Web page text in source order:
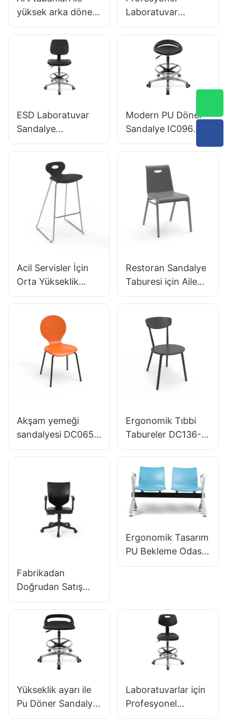
yüksek arka döner
sandalye
ayarlanabilir pu
koltuk IC050
lomber destek
yüksekliği kontrolü
5 yıldızlı alüminyum
ofis/laboratuvar
Laboratuvar
Ergonomik
Sandalye PU
Backrest Desteği
360 ° döner kararlı
5 yıldızlı taban
bilimsel olarak
tasarlanmış
ESD Laboratuvar
Sandalye
Ergonomik PU
Genişletilmiş
Laboratuvar
Çalışması için 5
Yıldızlı Alüminyum
Taban
Modern PU Döner
Sandalye IC096
Yükseklik Ayarı
Halkası & 5 yıldızlı
taban | Ofis için
mükemmel &
Stüdyo kullanımı
Acil Servisler İçin
Orta Yükseklik
Tıbbi Tabureleri
sandalye üreticisi
Hewei
Restoran Sandalye
Taburesi için Aile
Yemeği Otel
BULUK HEWEI
Satın Alın
Akşam yemeği
sandalyesi DC065-
1 Family Restoran
Ergonomik Tıbbi
Tabureler DC136-1
Sağlık Uygulamaları
Fabrikadan
Doğrudan Satış
Ergonomik Kalıplı
PU Köpük Ofis
Koltuğu IC091
HEWEI SEATING
Ergonomik Tasarım
PU Bekleme Odası
Sandalyeleri
Yükseklik ayarı ile
Pu Döner Sandalye
IC097 Office Studio
Laboratuvarlar için
Profesyonel
Ergonomik Döner